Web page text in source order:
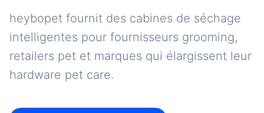
heybopet fournit des cabines de séchage
intelligentes pour fournisseurs grooming,
retailers pet et marques qui élargissent leur
hardware pet care.